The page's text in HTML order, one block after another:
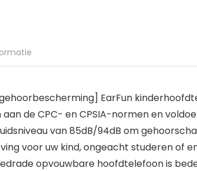
EarFun
de CPC- en CPSIA-normen en
van 85dB/94dB om
voor uw kind, ongeacht studeren of
opvouwbare hoofdtelefoon is